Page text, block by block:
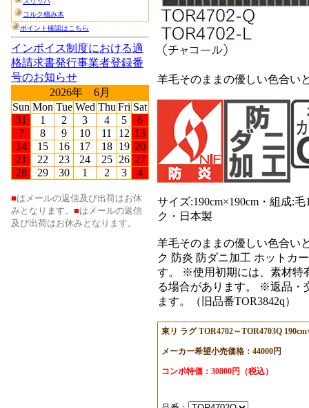
羊毛そのままの優しい色合い
サイズ:190cm×190cm・組成:
ク・日本製
羊毛そのままの優しい色合い
ク 防炎 防ダニ加工 ホットカ
す。 ※使用初期には、素材特
る場合があります。 ※返品・
ます。（旧品番TOR3842q）
東リ ラグ TOR4702～TOR4703Q
メーカー希望小売価格：44000円
コンポ特価：30800円（税込）